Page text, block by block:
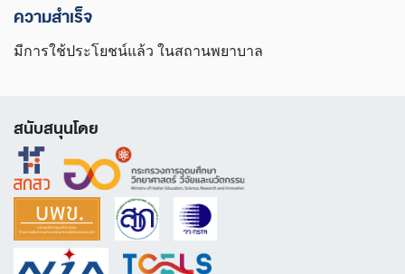
ความสำเร็จ
มีการใช้ประโยชน์แล้ว ในสถานพยาบาล
สนับสนุนโดย